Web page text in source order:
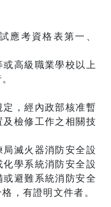
應考資格表第一、
高級職業學校以上
，經內政部核准暫
檢修工作之相關技
滅火器消防安全設
學系統消防安全設
避難系統消防安全
，有證明文件者。